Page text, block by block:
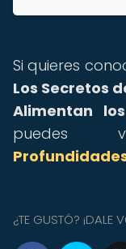
Si quieres
Los Secretos
Alimentan
puedes
¿TE GUSTÓ? ¡DALE